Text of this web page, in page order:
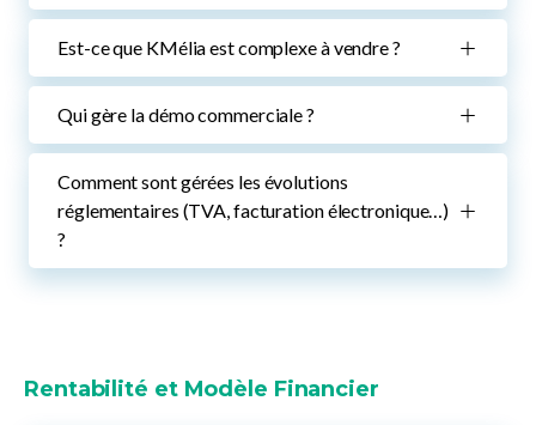
Est-ce que KMélia est complexe à vendre ?
Qui gère la démo commerciale ?
Comment sont gérées les évolutions
réglementaires (TVA, facturation électronique…)
?
Rentabilité et Modèle Financier